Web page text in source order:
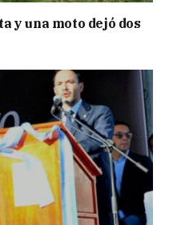
y una moto dejó dos